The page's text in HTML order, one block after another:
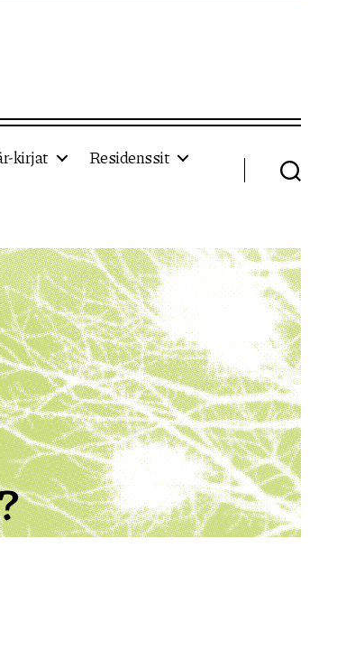
kirjat
Residenssit
Haku